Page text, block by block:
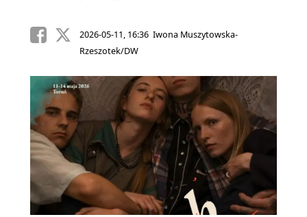
2026-05-11, 16:36 Iwona Muszytowska-
Rzeszotek/DW